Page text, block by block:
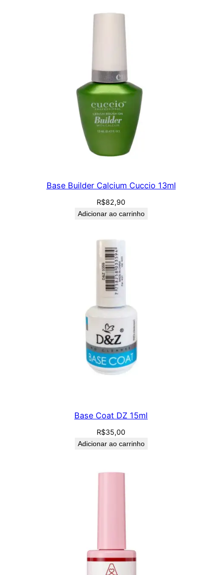
Base Builder Calcium Cuccio 13ml
R$82,90
Adicionar ao carrinho
Base Coat DZ 15ml
R$35,00
Adicionar ao carrinho